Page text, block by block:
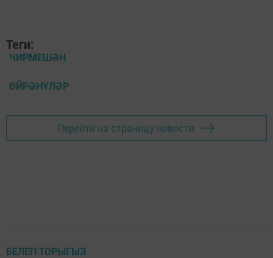
Теги:
ЧИРМЕШӘН
ӨЙРӘНҮЛӘР
Перейти на страницу новости
БЕЛЕП ТОРЫГЫЗ